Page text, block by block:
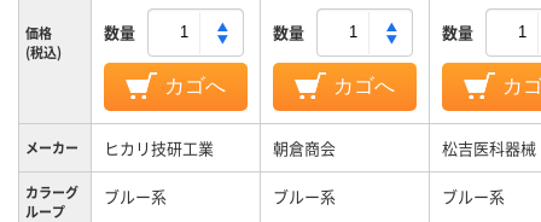
価格
(税込)
数量
カゴへ
数量
カゴへ
数量
カ
メーカー ヒカリ技研工業 朝倉商会 松吉医科器械
カラーグ
ループ
ブルー系 ブルー系 ブルー系